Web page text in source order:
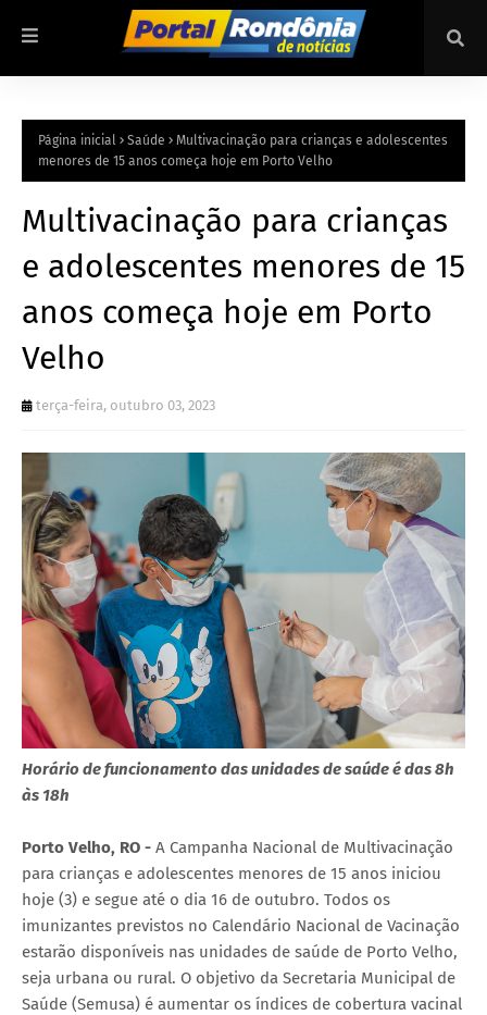
Página inicial Saúde
Multivacinação para crianças e adolescentes
menores de 15 anos começa hoje em Porto Velho
Multivacinação para crianças
e adolescentes menores de 15
anos começa hoje em Porto
Velho
terça-feira, outubro 03, 2023
Horário de funcionamento das unidades de saúde é das 8h
às 18h
Porto Velho, RO - A Campanha Nacional de Multivacinação
para crianças e adolescentes menores de 15 anos iniciou
hoje (3) e segue até o dia 16 de outubro. Todos os
imunizantes previstos no Calendário Nacional de Vacinação
estarão disponíveis nas unidades de saúde de Porto Velho,
seja urbana ou rural. O objetivo da Secretaria Municipal de
Saúde (Semusa) é aumentar os índices de cobertura vacinal